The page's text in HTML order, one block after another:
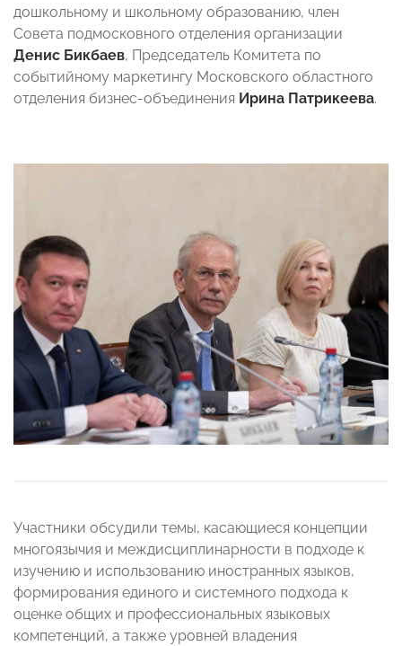
дошкольному и школьному образованию, член
Совета подмосковного отделения организации
Денис Бикбаев, Председатель Комитета по
событийному маркетингу Московского областного
отделения бизнес-объединения Ирина Патрикеева.
Участники обсудили темы, касающиеся концепции
многоязычия и междисциплинарности в подходе к
изучению и использованию иностранных языков,
формирования единого и системного подхода к
оценке общих и профессиональных языковых
компетенций, а также уровней владения